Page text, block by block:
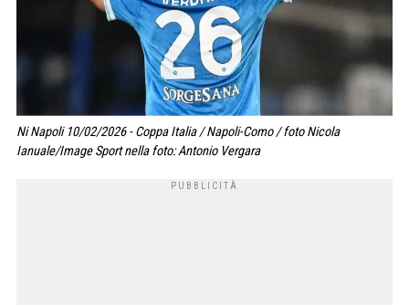
Ni Napoli 10/02/2026 - Coppa Italia / Napoli-Como / foto Nicola
Ianuale/Image Sport nella foto: Antonio Vergara